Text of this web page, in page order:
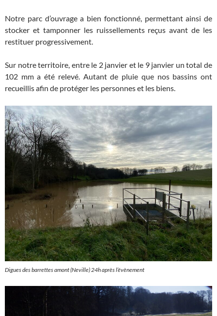
Notre parc d’ouvrage a bien fonctionné, permettant ainsi de
stocker et tamponner les ruissellements reçus avant de les
restituer progressivement.
Sur notre territoire, entre le 2 janvier et le 9 janvier un total de
102 mm a été relevé. Autant de pluie que nos bassins ont
recueillis afin de protéger les personnes et les biens.
Digues des barrettes amont (Neville) 24h après l’évènement